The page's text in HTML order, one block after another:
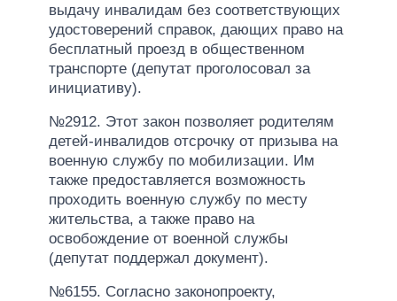
выдачу инвалидам без соответствующих
удостоверений справок, дающих право на
бесплатный проезд в общественном
транспорте (депутат проголосовал за
инициативу).
№2912. Этот закон позволяет родителям
детей-инвалидов отсрочку от призыва на
военную службу по мобилизации. Им
также предоставляется возможность
проходить военную службу по месту
жительства, а также право на
освобождение от военной службы
(депутат поддержал документ).
№6155. Согласно законопроекту,